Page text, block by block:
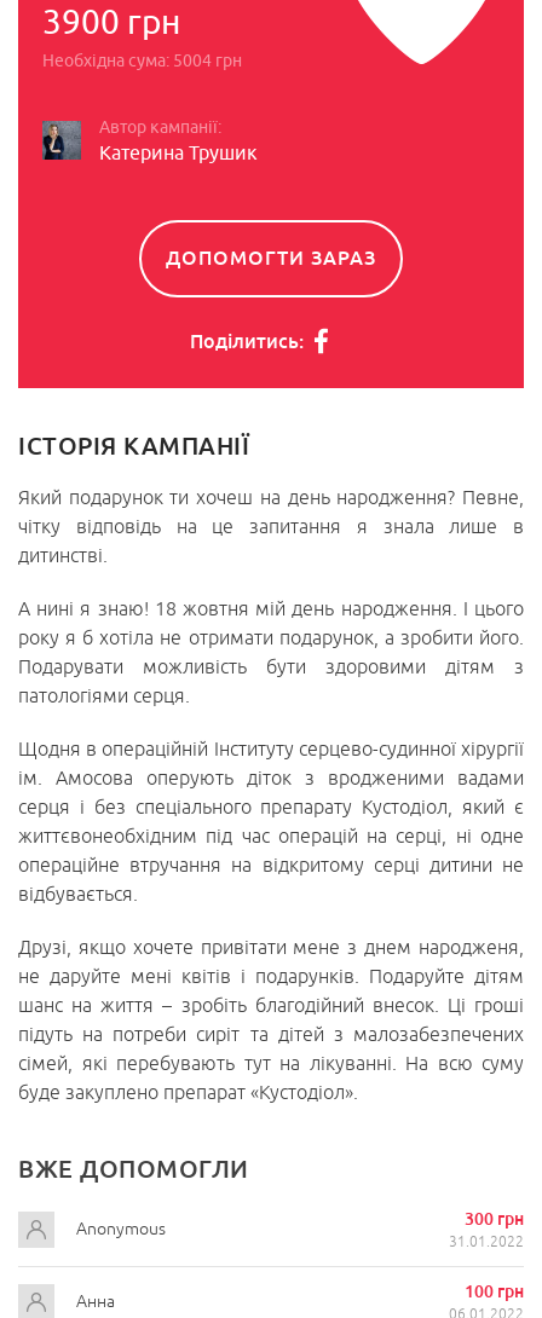
3900 грн
Необхідна сума: 5004 грн
Автор кампанії:
Катерина Трушик
ДОПОМОГТИ ЗАРАЗ
Поділитись:
ІСТОРІЯ КАМПАНІЇ
Який подарунок ти хочеш на день народження? Певне,
чітку відповідь на це запитання я знала лише в
дитинстві.
А нині я знаю! 18 жовтня мій день народження. І цього
року я б хотіла не отримати подарунок, а зробити його.
Подарувати можливість бути здоровими дітям з
патологіями серця.
Щодня в операційній Інституту серцево-судинної хірургії
ім. Амосова оперують діток з вродженими вадами
серця і без спеціального препарату Кустодіол, який є
життєвонеобхідним під час операцій на серці, ні одне
операційне втручання на відкритому серці дитини не
відбувається.
Друзі, якщо хочете привітати мене з днем народженя,
не даруйте мені квітів і подарунків. Подаруйте дітям
шанс на життя – зробіть благодійний внесок. Ці гроші
підуть на потреби сиріт та дітей з малозабезпечених
сімей, які перебувають тут на лікуванні. На всю суму
буде закуплено препарат «Кустодіол».
ВЖЕ ДОПОМОГЛИ
Anonymous 300 грн
31.01.2022
Анна 100 грн